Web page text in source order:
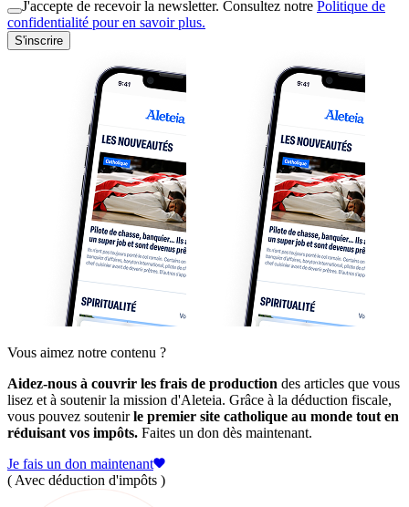
J'accepte de recevoir la newsletter. Consultez notre Politique de
confidentialité pour en savoir plus.
S'inscrire
Vous aimez notre contenu ?
Aidez-nous à couvrir les frais de production des articles que vous
lisez et à soutenir la mission d'Aleteia. Grâce à la déduction fiscale,
vous pouvez soutenirle premier site catholique au monde tout en
réduisant vos impôts. Faites un don dès maintenant.
Je fais un don maintenant
( Avec déduction d'impôts )